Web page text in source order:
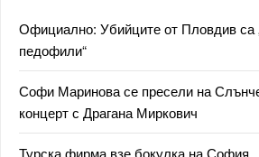
Официално: Убийците от Пловдив са
педофили“
Софи Маринова се пресели на
концерт с Драгана Миркович
Турска фирма взе бокулка на София